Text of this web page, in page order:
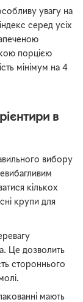
увагу на
серед усіх
порцією
мінімум на 4
в
вибору
кількох
крупи для
Це дозволить
стороннього
мають